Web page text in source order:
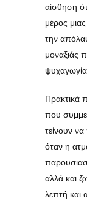
αίσθηση
μέρος
την
μοναξιάς
Πρακτικά
που
τείνουν
όταν η
αλλά και
λεπτή και